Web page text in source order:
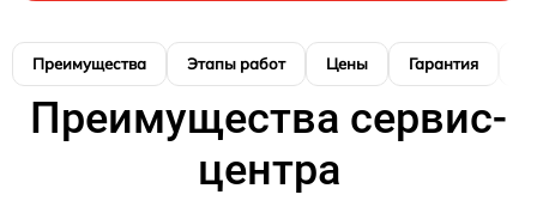
Преимущества Этапы работ Цены Гарантия
Преимущества сервис-
центра